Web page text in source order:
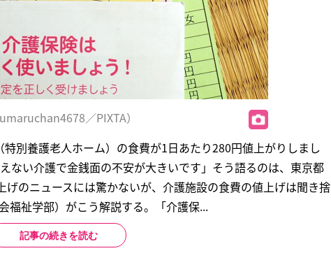
umaruchan4678／PIXTA）
特別養護老人ホーム）の食費が1日あたり280円値上がりしまし
ない介護で金銭面の不安が大きいです」そう語るのは、東京都
のニュースには驚かないが、介護施設の食費の値上げは聞き捨
福祉学部）がこう解説する。「介護保...
記事の続きを読む